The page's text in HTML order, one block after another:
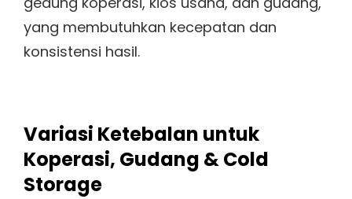
yang membutuhkan kecepatan dan
konsistensi hasil.
Variasi Ketebalan untuk
Koperasi, Gudang & Cold
Storage